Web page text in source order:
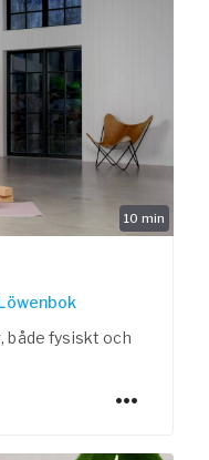
10 min
både fysiskt och